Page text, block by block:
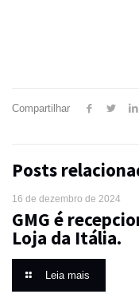
Compartilhar
Posts
16 de dezembro de 2024
GMG é
Loja da Itália.
Leia mais